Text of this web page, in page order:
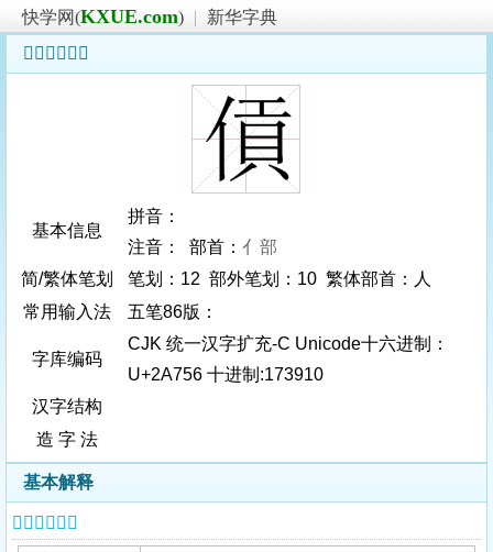
快学网(KXUE.com) |
新华字典
𪝖字基本信息
基本信息
拼音：
注音： 部首： 亻部
简/繁体笔划
笔划：12 部外笔划：10 繁体部首：人
常用输入法
五笔86版：
字库编码
CJK 统一汉字扩充-C Unicode十六进制：
U+2A756 十进制:173910
汉字结构
造 字 法
基本解释
𪝖字基本信息